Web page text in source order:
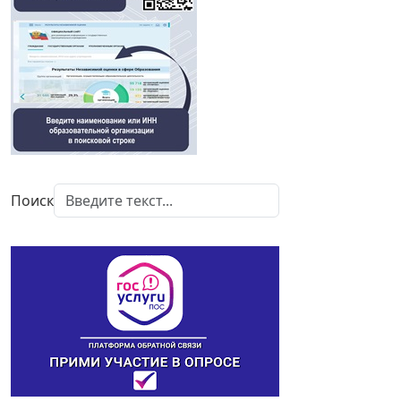
Поиск